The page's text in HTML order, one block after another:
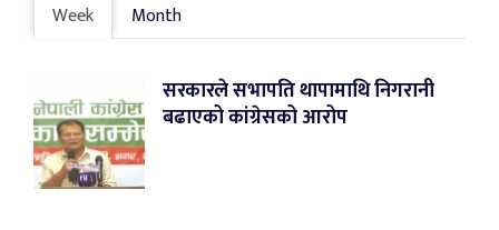
Week Month
सरकारले सभापति थापामाथि निगरानी
बढाएको कांग्रेसको आरोप